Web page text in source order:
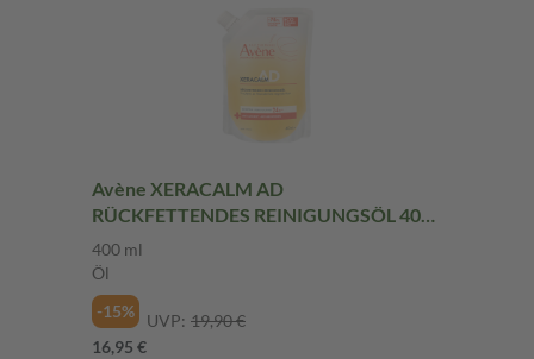
Avène XERACALM AD
RÜCKFETTENDES REINIGUNGSÖL 400
ml Öl
400 ml
Öl
-15%
UVP: 19,90 €
16,95 €